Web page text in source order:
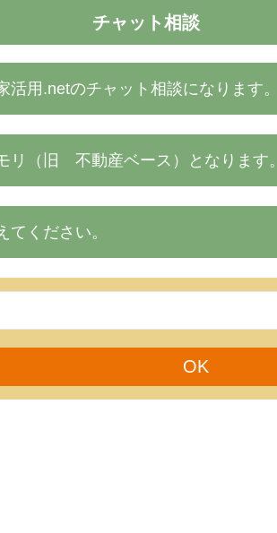
チャット相談
活用.netのチャット相談になります。
リ（旧 不動産ベース）となります。
てください。
OK